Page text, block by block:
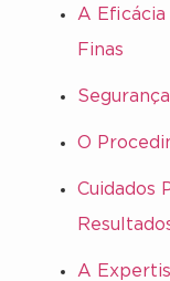
A Eficácia
Finas
O
Cuidados
A